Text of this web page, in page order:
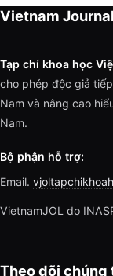
Vietnam
Tạp chí khoa học
cho phép độc giả
Nam và nâng cao
Nam.
Bộ phận hỗ trợ:
Email.
VietnamJOL do
Theo dõi chúng